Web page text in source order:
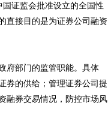
证监会批准设立的全国性
直接目的是为证券公司融资
部门的监管职能。具体
券的供给；管理证券公司提
融券交易情况，防控市场风